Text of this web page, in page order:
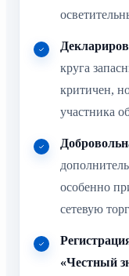
круга
критичен,
участника
особенно
сетевую
«Честный